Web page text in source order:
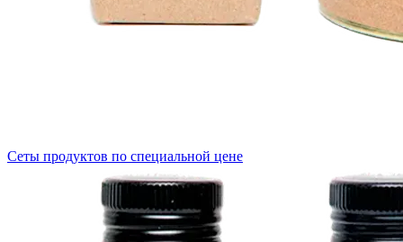
Сеты продуктов по специальной цене